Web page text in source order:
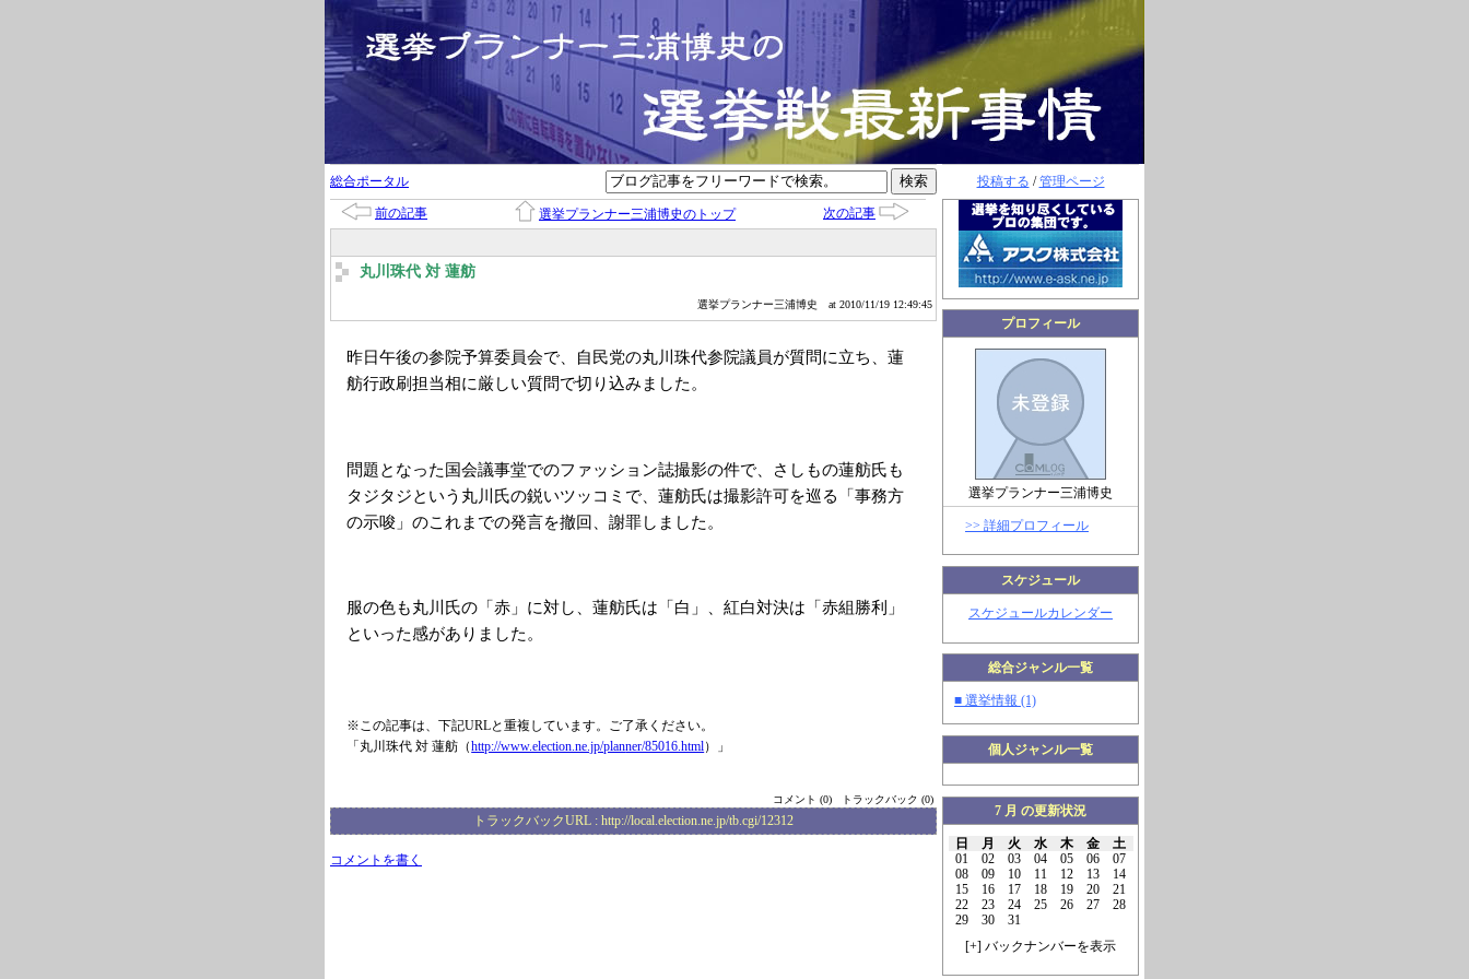
投稿する /管理ページ
プロフィール
選挙プランナー三浦博史
>> 詳細プロフィール
スケジュール
スケジュールカレンダー
総合ジャンル一覧
■ 選挙情報 (1)
個人ジャンル一覧
7 月 の更新状況
日 月 火 水 木 金
土
01
02 03 04 05 06
07
08
09 10 11 12 13
14
15
16 17 18 19 20
21
22
23 24 25 26 27
28
29
30
31
[+] バックナンバーを表示
総合ポータル
前の記事 選挙プランナー三浦博史のトップ 次の記事
丸川珠代 対 蓮舫
選挙プランナー三浦博史 at 2010/11/19 12:49:45
昨日午後の参院予算委員会で、自民党の丸川珠代参院議員が質問に立ち、蓮
舫行政刷担当相に厳しい質問で切り込みました。
問題となった国会議事堂でのファッション誌撮影の件で、さしもの蓮舫氏も
タジタジという丸川氏の鋭いツッコミで、蓮舫氏は撮影許可を巡る「事務方
の示唆」のこれまでの発言を撤回、謝罪しました。
服の色も丸川氏の「赤」に対し、蓮舫氏は「白」、紅白対決は「赤組勝利」
といった感がありました。
※この記事は、下記URLと重複しています。ご了承ください。
「丸川珠代 対 蓮舫（http://www.election.ne.jp/planner/85016.html）」
コメント (0) トラックバック (0)
トラックバックURL : http://local.election.ne.jp/tb.cgi/12312
コメントを書く